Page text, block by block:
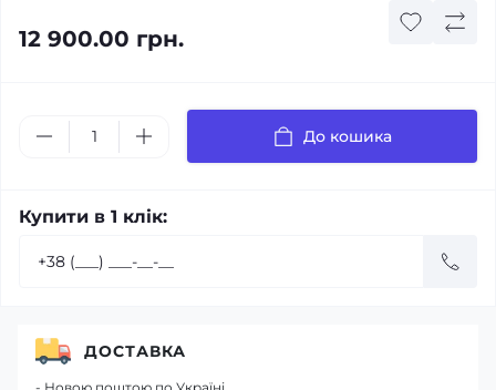
12 900.00 грн.
До кошика
Купити в 1 клік:
ДОСТАВКА